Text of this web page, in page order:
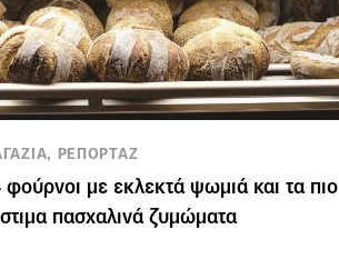
ΡΕΠΟΡΤΑΖ
φούρνοι με εκλεκτά ψωμιά και τα πιο
πασχαλινά ζυμώματα